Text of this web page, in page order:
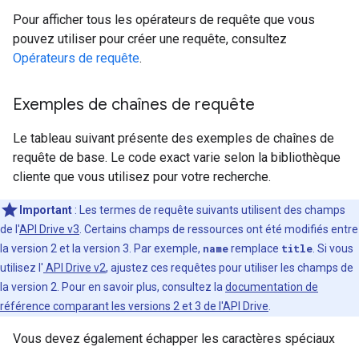
Pour afficher tous les opérateurs de requête que vous
pouvez utiliser pour créer une requête, consultez
Opérateurs de requête.
Exemples de chaînes de requête
Le tableau suivant présente des exemples de chaînes de
requête de base. Le code exact varie selon la bibliothèque
cliente que vous utilisez pour votre recherche.
Important : Les termes de requête suivants utilisent des champs
de l'API Drive v3 . Certains champs de ressources ont été modifiés entre
la version 2 et la version 3. Par exemple, nameremplace title . Si vous
utilisez l' API Drive v2, ajustez ces requêtes pour utiliser les champs de
la version 2. Pour en savoir plus, consultez la documentation de
référence comparant les versions 2 et 3 de l'API Drive
Vous devez également échapper les caractères spéciaux